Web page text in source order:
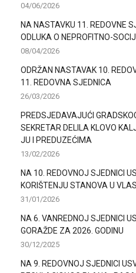
04/06/2026
NA NASTAVKU 11. REDOVNE
ODLUKA O NEPROFITNO-
08/04/2026
ODRŽAN NASTAVAK 10.
11. REDOVNA SJEDNICA
26/03/2026
PREDSJEDAVAJUĆI
SEKRETAR DELILA KLOVO
JU I PREDUZEĆIMA
13/02/2026
NA 10. REDOVNOJ SJEDNICI
KORIŠTENJU STANOVA U
31/01/2026
NA 6. VANREDNOJ SJEDNICI
GORAŽDE ZA 2026. GODINU
30/12/2025
NA 9. REDOVNOJ SJEDNICI